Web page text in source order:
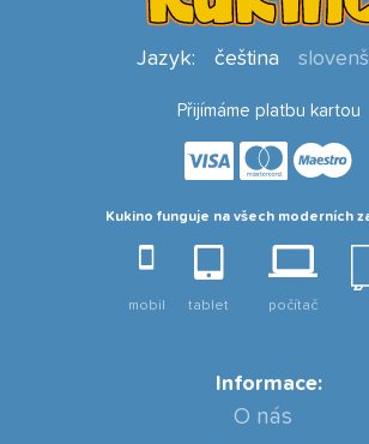
Informace:
O nás
Jazyk: čeština
Přijímáme platbu kartou
Kukino funguje na všech moderních
mobil tablet počítač